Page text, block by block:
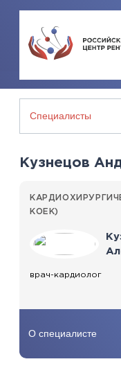
Кузнецов
КОЕК)
врач-кардиолог